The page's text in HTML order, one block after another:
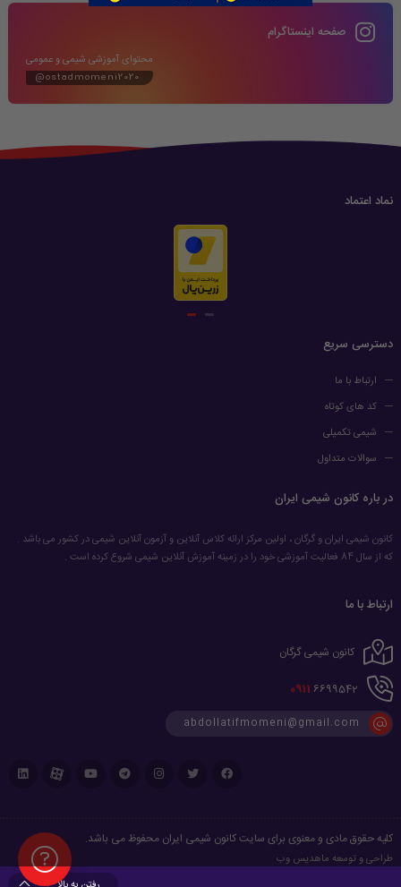
صفحه اینستاگرام
محتوای آموزشی شیمی و عمومی
@ostadmomeni2020
نماد اعتماد
دسترسی سریع
ارتباط با ما
کد های کوتاه
شیمی تکمیلی
سوالات متداول
در باره کانون شیمی ایران
کانون شیمی ایران و گرگان ، اولین مرکز ارائه کلاس آنلاین و آزمون آنلاین شیمی در کشور می باشد .
که از سال 84 فعالیت آموزشی خود را در زمینه آموزش آنلاین شیمی شروع کرده است .
ارتباط با ما
کانون شیمی گرگان
0911 6699542
abdollatifmomeni@gmail.com
کلیه حقوق مادی و معنوی برای سایت کانون شیمی ایران محفوظ می باشد.
طراحی و توسعه ماهدیس وب